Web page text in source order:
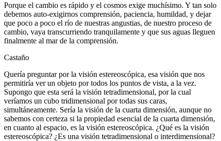
Porque el cambio es rápido y el cosmos exige muchísimo. Y tan solo
debemos auto-exigirnos comprensión, paciencia, humildad, y dejar
que poco a poco el río de nuestras angustias, de nuestro proceso de
cambio, vaya transcurriendo tranquilamente y que sus aguas lleguen
finalmente al mar de la comprensión.
Castaño
Quería preguntar por la visión estereoscópica, esa visión que nos
permitiría ver un objeto por todos los puntos de vista, a la vez.
Supongo que esta será la visión tetradimensional, por la cual
veríamos un cubo tridimensional por todas sus caras,
simultáneamente. Sería la visión de la cuarta dimensión, aunque no
sabemos con certeza si la propiedad esencial de la cuarta dimensión,
en cuanto al espacio, es la visión estereoscópica. ¿Qué es la visión
estereoscópica? ¿Es una visión tetradimensional o interdimensional?